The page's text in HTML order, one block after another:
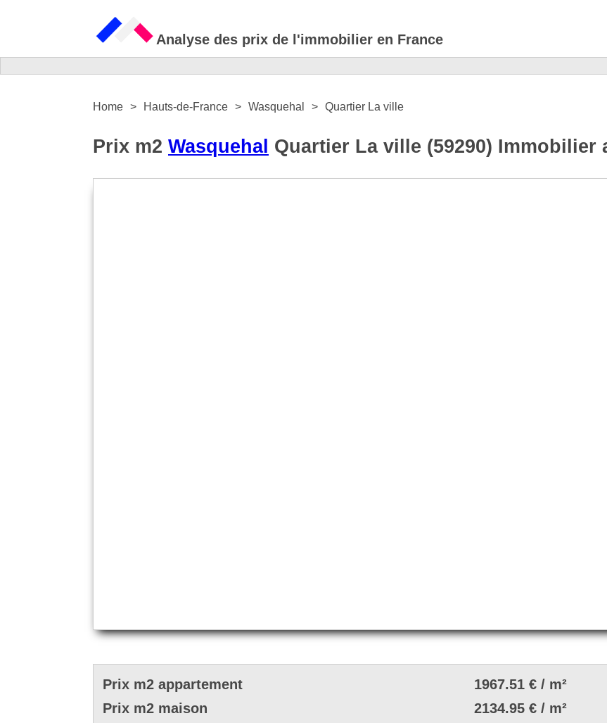
Analyse des prix de l'immobilier en France
Home Hauts-de-France Wasquehal Quartier La ville
Prix m2 Wasquehal Quartier La ville (59290) Immobilier
Prix m2 appartement
1967.51 € / m²
Prix m2 maison
2134.95 € / m²